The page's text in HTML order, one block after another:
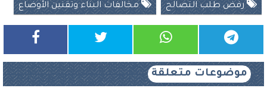
رفض طلب التصالح مخالفات البناء وتقنين الأوضاع
موضوعات متعلقة